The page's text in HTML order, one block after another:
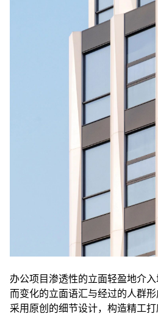
办公项目渗透性的立面轻盈地介
而变化的立面语汇与经过的人群
采用原创的细节设计，构造精工打